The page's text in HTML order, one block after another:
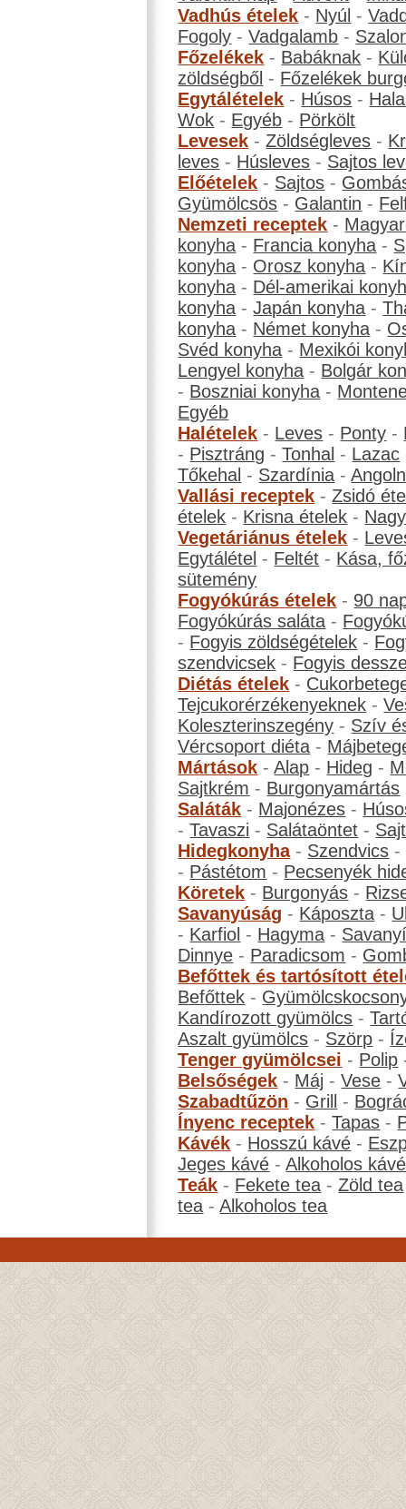
Vadhús ételek - Nyúl -
Fogoly -Vadgalamb -
Főzelékek - Babáknak -
zöldségből - Főzelékek
Egytálételek - Húsos -
Wok - Egyéb - Pörkölt
Levesek -Zöldségleves -
leves - Húsleves - Sajtos
Előételek - Sajtos -
Gyümölcsös - Galantin -
Nemzeti receptek -
konyha - Francia konyha -
konyha - Orosz konyha -
konyha - Dél-amerikai
konyha -Japán konyha -
konyha - Német konyha -
Svéd konyha - Mexikói
Lengyel konyha - Bolgár
- Boszniai konyha -
Egyéb
Halételek - Leves - Ponty -
- Pisztráng -Tonhal - Lazac
Tőkehal - Szardínia -
Vallási receptek -Zsidó
ételek - Krisna ételek -
Vegetáriánus ételek -
Egytálétel - Feltét - Kása,
sütemény
Fogyókúrás ételek - 90
Fogyókúrás saláta -
- Fogyis zöldségételek -
szendvicsek - Fogyis
Diétás ételek -
Tejcukorérzékenyeknek -
Koleszterinszegény - Szív
Vércsoport diéta -
Mártások -Alap - Hideg -
Sajtkrém - Burgonyamártás
Saláták - Majonézes -
-Tavaszi - Salátaöntet -
Hidegkonyha- Szendvics -
- Pástétom - Pecsenyék
Köretek - Burgonyás -
Savanyúság - Káposzta -
- Karfiol - Hagyma -
Dinnye - Paradicsom -
Befőttek és tartósított
Befőttek -
Kandírozott gyümölcs -
Aszalt gyümölcs - Szörp -
Tenger gyümölcsei - Polip
Belsőségek - Máj -Vese -
Szabadtűzön - Grill -
Ínyenc receptek -Tapas -
Kávék - Hosszú kávé -
Jeges kávé -Alkoholos kávé
Teák - Fekete tea -Zöld tea
tea -Alkoholos tea